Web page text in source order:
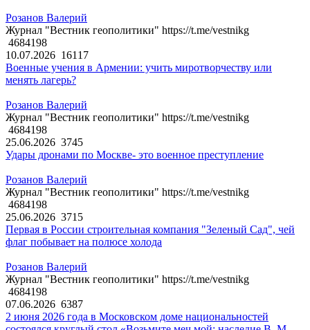
Розанов Валерий
Журнал "Вестник геополитики" https://t.me/vestnikg
4684198
10.07.2026 16117
Военные учения в Армении: учить миротворчеству или
менять лагерь?
Розанов Валерий
Журнал "Вестник геополитики" https://t.me/vestnikg
4684198
25.06.2026 3745
Удары дронами по Москве- это военное преступление
Розанов Валерий
Журнал "Вестник геополитики" https://t.me/vestnikg
4684198
25.06.2026 3715
Первая в России строительная компания "Зеленый Сад", чей
флаг побывает на полюсе холода
Розанов Валерий
Журнал "Вестник геополитики" https://t.me/vestnikg
4684198
07.06.2026 6387
2 июня 2026 года в Московском доме национальностей